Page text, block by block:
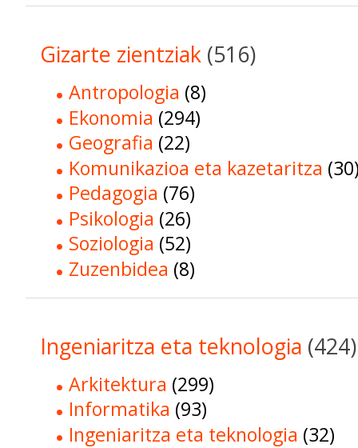
Gizarte zientziak (516)
Antropologia (8)
Ekonomia (294)
Geografia (22)
Komunikazioa eta kazetaritza
Pedagogia (76)
Psikologia (26)
Soziologia (52)
Zuzenbidea (8)
Ingeniaritza eta teknologia (424)
Arkitektura (299)
Informatika (93)
Ingeniaritza eta teknologia (32)